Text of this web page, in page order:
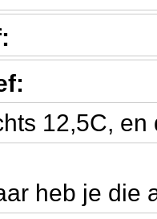
12,5C, en
heb je die